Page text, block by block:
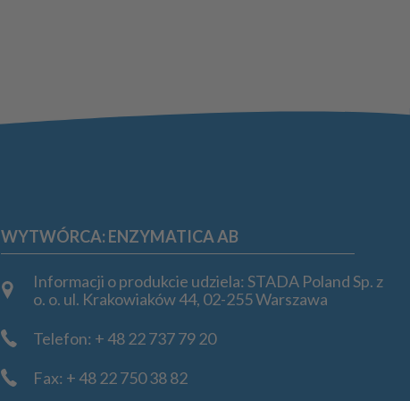
WYTWÓRCA: ENZYMATICA AB
Informacji o produkcie udziela: STADA Poland Sp. z
o. o. ul. Krakowiaków 44, 02-255 Warszawa
Telefon: + 48 22 737 79 20
Fax: + 48 22 750 38 82